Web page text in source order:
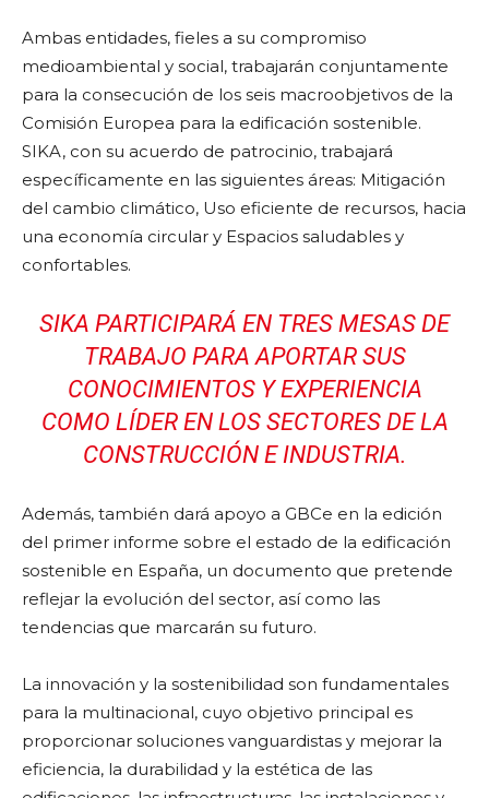
Ambas entidades, fieles a su compromiso
medioambiental y social, trabajarán conjuntamente
para la consecución de los seis macroobjetivos de la
Comisión Europea para la edificación sostenible.
SIKA, con su acuerdo de patrocinio, trabajará
específicamente en las siguientes áreas: Mitigación
del cambio climático, Uso eficiente de recursos, hacia
una economía circular y Espacios saludables y
confortables.
SIKA PARTICIPARÁ EN TRES MESAS DE
TRABAJO PARA APORTAR SUS
CONOCIMIENTOS Y EXPERIENCIA
COMO LÍDER EN LOS SECTORES DE LA
CONSTRUCCIÓN E INDUSTRIA.
Además, también dará apoyo a GBCe en la edición
del primer informe sobre el estado de la edificación
sostenible en España, un documento que pretende
reflejar la evolución del sector, así como las
tendencias que marcarán su futuro.
La innovación y la sostenibilidad son fundamentales
para la multinacional, cuyo objetivo principal es
proporcionar soluciones vanguardistas y mejorar la
eficiencia, la durabilidad y la estética de las